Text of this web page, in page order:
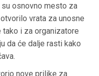
su osnovno mesto za
vrata za unosne
i za organizatore
da će dalje rasti kako
nove prilike za